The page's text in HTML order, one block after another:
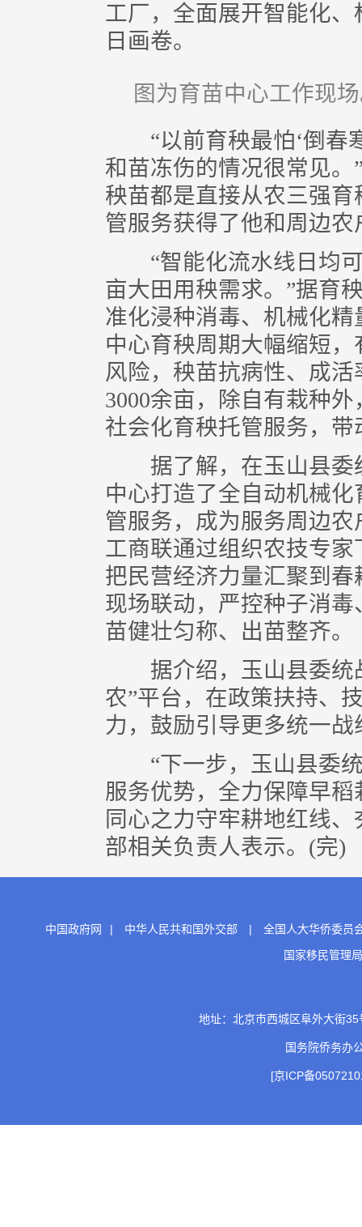
工厂，全面展开智能化
日画卷。
图为育苗中心工作现
“以前育秧最怕‘倒春
和苗冻伤的情况很常见
秧苗都是直接从农三强
管服务获得了他和周边农
“智能化流水线日均可
亩大田用秧需求。”据育
准化浸种消毒、机械化
中心育秧周期大幅缩短
风险，秧苗抗病性、成
3000余亩，除自有栽种
社会化育秧托管服务，带
据了解，在玉山县委
中心打造了全自动机械
管服务，成为服务周边
工商联通过组织农技专
把民营经济力量汇聚到
现场联动，严控种子消
苗健壮匀称、出苗整齐。
据介绍，玉山县委统
农”平台，在政策扶持、
力，鼓励引导更多统一
“下一步，玉山县委统
服务优势，全力保障早
同心之力守牢耕地红线
部相关负责人表示。(完)
中国政府网 | 中华人民共和国外交部 |
全国人大华侨委员
国家移民管理局
地址：北京市西城区阜外大街
国务院侨务
[京ICP备